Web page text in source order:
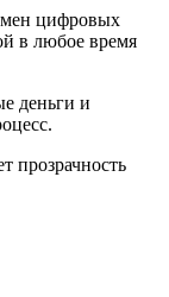
цифровых
в любое время
деньги и
прозрачность